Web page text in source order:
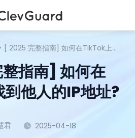
[ 2025 完整指南] 如何在TikTok上找到他人的IP地址?
指南] 如何在
他人的IP地址?
君 2025-04-18